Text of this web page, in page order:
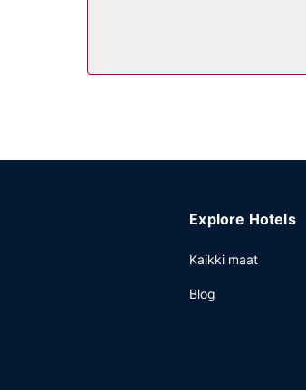
Käytössäsi on kuivapesula-/
Explore Hotels
Kaikki maat
Blog